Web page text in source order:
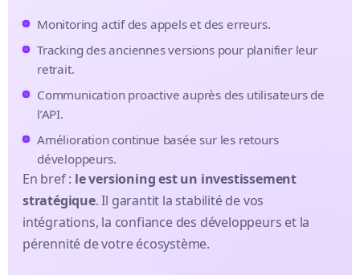
Monitoring actif des appels et des erreurs.
Tracking des anciennes versions pour planifier leur
retrait.
Communication proactive auprès des utilisateurs de
l’API.
Amélioration continue basée sur les retours
développeurs.
En bref : le versioning est un investissement
stratégique. Il garantit la stabilité de vos
intégrations, la confiance des développeurs et la
pérennité de votre écosystème.